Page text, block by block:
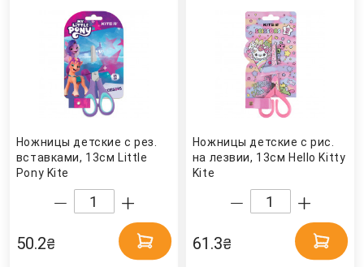
Ножницы детские с рез.
вставками, 13см Little
Pony Kite
50.2₴
Ножницы детские с рис.
на лезвии, 13см Hello Kitty
Kite
61.3₴